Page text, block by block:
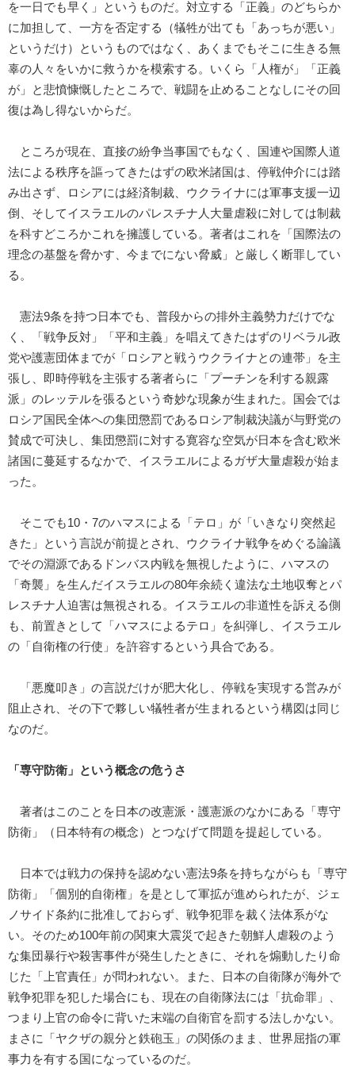
を一日でも早く」というものだ。対立する「正義」のどちらか
に加担して、一方を否定する（犠牲が出ても「あっちが悪い」
というだけ）というものではなく、あくまでもそこに生きる無
辜の人々をいかに救うかを模索する。いくら「人権が」「正義
が」と悲憤慷慨したところで、戦闘を止めることなしにその回
復は為し得ないからだ。
ところが現在、直接の紛争当事国でもなく、国連や国際人道
法による秩序を謳ってきたはずの欧米諸国は、停戦仲介には踏
み出さず、ロシアには経済制裁、ウクライナには軍事支援一辺
倒、そしてイスラエルのパレスチナ人大量虐殺に対しては制裁
を科すどころかこれを擁護している。著者はこれを「国際法の
理念の基盤を脅かす、今までにない脅威」と厳しく断罪してい
る。
憲法9条を持つ日本でも、普段からの排外主義勢力だけでな
く、「戦争反対」「平和主義」を唱えてきたはずのリベラル政
党や護憲団体までが「ロシアと戦うウクライナとの連帯」を主
張し、即時停戦を主張する著者らに「プーチンを利する親露
派」のレッテルを張るという奇妙な現象が生まれた。国会では
ロシア国民全体への集団懲罰であるロシア制裁決議が与野党の
賛成で可決し、集団懲罰に対する寛容な空気が日本を含む欧米
諸国に蔓延するなかで、イスラエルによるガザ大量虐殺が始ま
った。
そこでも10・7のハマスによる「テロ」が「いきなり突然起
きた」という言説が前提とされ、ウクライナ戦争をめぐる論議
でその淵源であるドンバス内戦を無視したように、ハマスの
「奇襲」を生んだイスラエルの80年余続く違法な土地収奪とパ
レスチナ人迫害は無視される。イスラエルの非道性を訴える側
も、前置きとして「ハマスによるテロ」を糾弾し、イスラエル
の「自衛権の行使」を許容するという具合である。
「悪魔叩き」の言説だけが肥大化し、停戦を実現する営みが
阻止され、その下で夥しい犠牲者が生まれるという構図は同じ
なのだ。
「専守防衛」という概念の危うさ
著者はこのことを日本の改憲派・護憲派のなかにある「専守
防衛」（日本特有の概念）とつなげて問題を提起している。
日本では戦力の保持を認めない憲法9条を持ちながらも「専守
防衛」「個別的自衛権」を是として軍拡が進められたが、ジェ
ノサイド条約に批准しておらず、戦争犯罪を裁く法体系がな
い。そのため100年前の関東大震災で起きた朝鮮人虐殺のよう
な集団暴行や殺害事件が発生したときに、それを煽動したり命
じた「上官責任」が問われない。また、日本の自衛隊が海外で
戦争犯罪を犯した場合にも、現在の自衛隊法には「抗命罪」、
つまり上官の命令に背いた末端の自衛官を罰する法しかない。
まさに「ヤクザの親分と鉄砲玉」の関係のまま、世界屈指の軍
事力を有する国になっているのだ。